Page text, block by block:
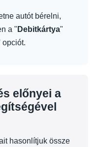
autót bérelni,
a " Debitkártya"
opciót.
előnyei a
hasonlítjuk össze